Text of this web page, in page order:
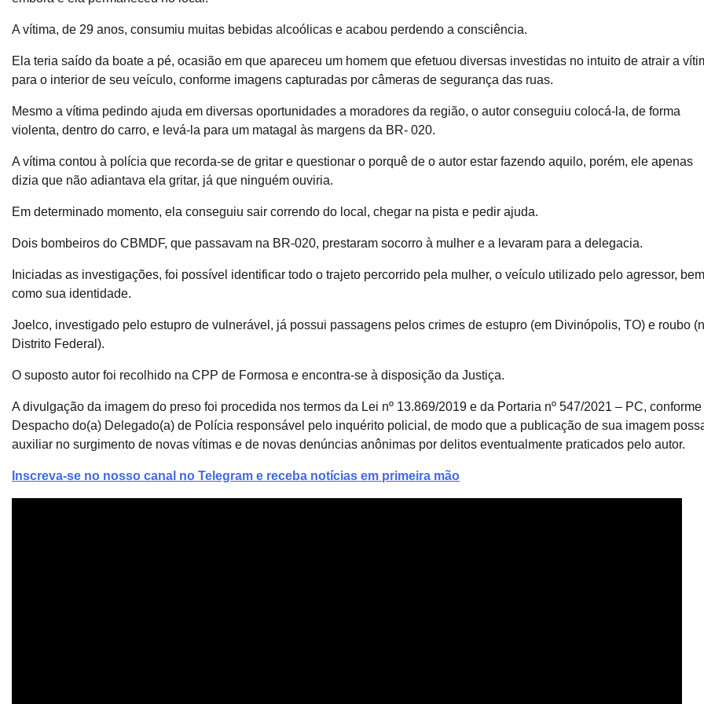
A vítima, de 29 anos, consumiu muitas bebidas alcoólicas e acabou perdendo a consciência.
Ela teria saído da boate a pé, ocasião em que apareceu um homem que efetuou diversas investidas no intuito de atrair a
para o interior de seu veículo, conforme imagens capturadas por câmeras de segurança das ruas.
Mesmo a vítima pedindo ajuda em diversas oportunidades a moradores da região, o autor conseguiu colocá-la, de forma
violenta, dentro do carro, e levá-la para um matagal às margens da BR- 020.
A vítima contou à polícia que recorda-se de gritar e questionar o porquê de o autor estar fazendo aquilo, porém, ele apenas
dizia que não adiantava ela gritar, já que ninguém ouviria.
Em determinado momento, ela conseguiu sair correndo do local, chegar na pista e pedir ajuda.
Dois bombeiros do CBMDF, que passavam na BR-020, prestaram socorro à mulher e a levaram para a delegacia.
Iniciadas as investigações, foi possível identificar todo o trajeto percorrido pela mulher, o veículo utilizado pelo agressor, bem
como sua identidade.
Joelco, investigado pelo estupro de vulnerável, já possui passagens pelos crimes de estupro (em Divinópolis, TO) e roubo
Distrito Federal).
O suposto autor foi recolhido na CPP de Formosa e encontra-se à disposição da Justiça.
A divulgação da imagem do preso foi procedida nos termos da Lei nº 13.869/2019 e da Portaria nº 547/2021 – PC, conforme
Despacho do(a) Delegado(a) de Polícia responsável pelo inquérito policial, de modo que a publicação de sua imagem
auxiliar no surgimento de novas vítimas e de novas denúncias anônimas por delitos eventualmente praticados pelo autor.
Inscreva-se no nosso canal no Telegram e receba notícias em primeira mão